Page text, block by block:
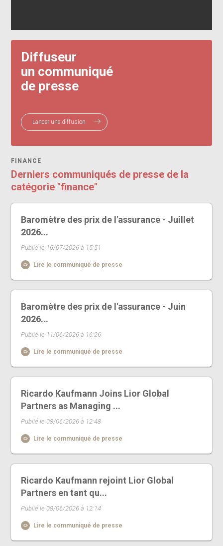
Diffuseur
un communiqué
de presse
Lancer une diffusion
FINANCE
Derniers communiqués de presse de la
catégorie "finance"
Baromètre des prix de l'assurance - Juillet
2026...
Publié le 16/07/2026 à 15:51
Lire le communiqué de presse
Baromètre des prix de l'assurance - Juin
2026...
Publié le 11/06/2026 à 16:26
Lire le communiqué de presse
Ricardo Kaufmann Joins Lior Global
Partners as Managing ...
Publié le 08/06/2026 à 12:48
Lire le communiqué de presse
Ricardo Kaufmann rejoint Lior Global
Partners en tant qu...
Publié le 08/06/2026 à 12:14
Lire le communiqué de presse